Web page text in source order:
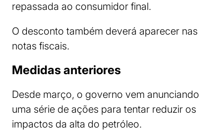
repassada ao consumidor final.
O desconto também deverá aparecer nas
notas fiscais.
Medidas anteriores
Desde março, o governo vem anunciando
uma série de ações para tentar reduzir os
impactos da alta do petróleo.